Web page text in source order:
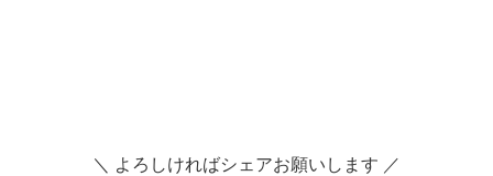
＼ よろしければシェアお願いします ／